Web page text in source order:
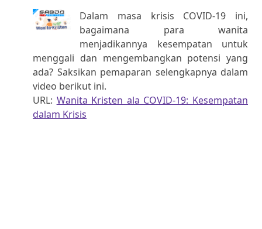
Dalam masa krisis COVID-19 ini,
bagaimana para wanita
menjadikannya kesempatan untuk
menggali dan mengembangkan potensi yang
ada? Saksikan pemaparan selengkapnya dalam
video berikut ini.
URL: Wanita Kristen ala COVID-19: Kesempatan
dalam Krisis